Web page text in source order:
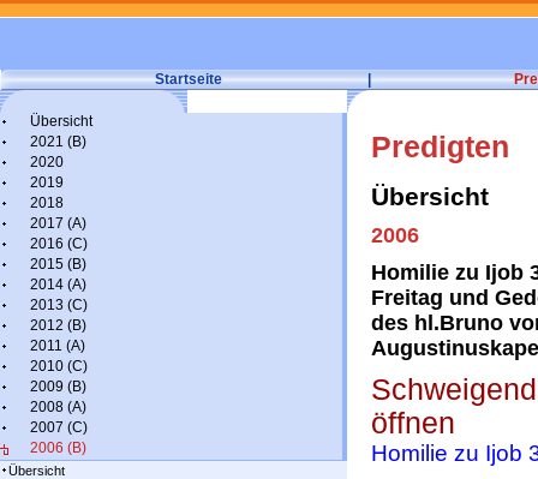
Startseite |
Übersicht
2021 (B)
2020
2019
2018
2017 (A)
2016 (C)
2015 (B)
2014 (A)
2013 (C)
2012 (B)
2011 (A)
2010 (C)
2009 (B)
2008 (A)
2007 (C)
2006 (B)
Übersicht
Predigten
Übersicht
2006
Homilie zu Ijob
Freitag und
des hl.Bruno
öffnen
Homilie zu Ijob